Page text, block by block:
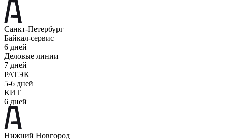
Санкт-Петербург
Байкал-сервис
6 дней
Деловые линии
7 дней
РАТЭК
5-6 дней
КИТ
6 дней
Нижний Новгород